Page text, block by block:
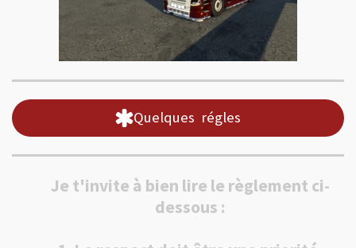
Quelques régles
Je t'invite à bien lire le règlement ci-
dessous :